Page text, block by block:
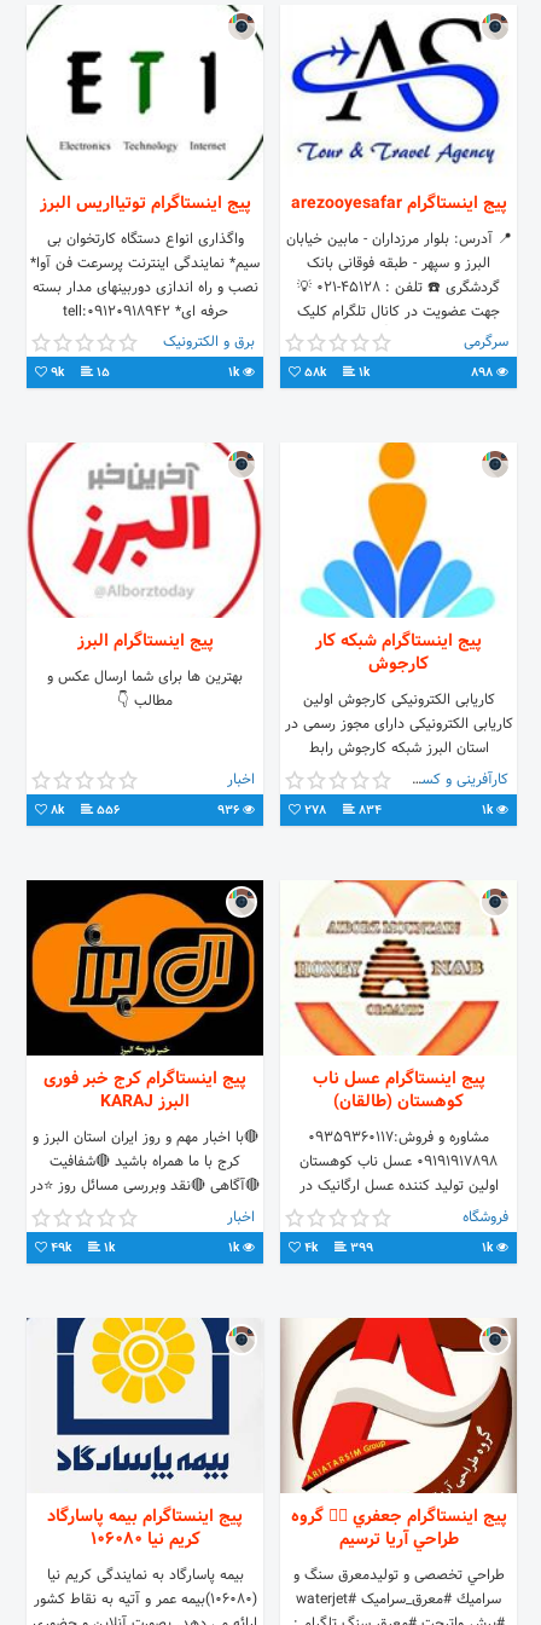
پیج اینستاگرام arezooyesafar
📍 آدرس: بلوار مرزداران - مابین خيابان
البرز و سپهر - طبقه فوقانی بانک
گردشگری ☎️ تلفن : ۴۵۱۲۸-۰۲۱ 💡
جهت عضویت در کانال تلگرام کلیک
کنید👇
سرگرمی
1k
58k
پیج اینستاگرام توتیااریس البرز
واگذاری انواع دستگاه کارتخوان بی
سیم* نمایندگی اینترنت پرسرعت فن آوا*
نصب و راه اندازی دوربینهای مدار بسته
حرفه ای* tell:09120918942
09355234242برق و الکترونیک
1k
15
9k
پیج اینستاگرام شبکه کار
کارجوش
کاریابی الکترونیکی کارجوش اولین
کاریابی الکترونیکی دارای مجوز رسمی در
استان البرز شبکه کارجوش رابط
الکترونیکی کاریابی کارا کرج ( اولین
کاریابی استان البرز _ تاسیس 1379)
کارآفرینی و کسب و کار
1k
834
278
پیج اینستاگرام البرز
بهترین ها برای شما ارسال عکس و
مطالب 👇
اخبار
556
8k
پیج اینستاگرام عسل ناب
کوهستان (طالقان)
مشاوره و فروش:09359360117
09191917898 عسل ناب کوهستان
اولین تولید کننده عسل ارگانیک در
استان البرز منطقه طالقان است.دارای
کد بهداشتی تولید و...
فروشگاه
1k
399
4k
پیج اینستاگرام کرج خبر فوری
البرز KARAJ
🔴با اخبار مهم و روز ایران استان البرز و
کرج با ما همراه باشید 🔴شفافیت
🔴آگاهی 🔴نقد وبررسی مسائل روز ⭐در
تلگرام نیز همراهمان باشید
اخبار
1k
1k
49k
پیج اینستاگرام جعفري 👉🏻 گروه
طراحي آريا ترسيم
طراحي تخصصی و تولیدمعرق سنگ و
سراميك #معرق_سرامیک #waterjet
پیج اینستاگرام بیمه پاسارگاد
کریم نیا 106080
بیمه پاسارگاد به نمایندگی کریم نیا
(106080)بیمه عمر و آتیه به نقاط کشور